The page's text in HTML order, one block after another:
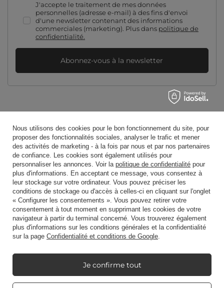
J'accepte le traitement de mes données
personnelles (adresse e-mail) à des fins d'envoi
d'une newsletter contenant des informations
commerciales (marketing). Plus dans politique de
confidentialité.
Abonnez-vous à la newsletter
Ordres
Statut de la commande
Suivi des expéditions
Je veux faire une réclamation sur le produit
Je veux retourner un produit
Je veux échanger un produit
Prendre contact
Compte
Nous utilisons des cookies pour le bon fonctionnement du site, pour
proposer des fonctionnalités sociales, analyser le trafic et mener
des activités de marketing - à la fois par nous et par nos partenaires
de confiance. Les cookies sont également utilisés pour
personnaliser les annonces. Voir la politique de confidentialité pour
plus d'informations. En acceptant ce message, vous consentez à
leur stockage sur votre ordinateur. Vous pouvez préciser les
conditions de stockage ou d'accès à celles-ci en cliquant sur l'onglet
« Configurer les consentements ». Vous pouvez retirer votre
consentement à tout moment en supprimant les cookies de votre
navigateur à partir du terminal concerné. Vous trouverez également
plus d'informations sur les conditions générales et la confidentialité
sur la page Confidentialité et conditions de Google.
Je confirme tout